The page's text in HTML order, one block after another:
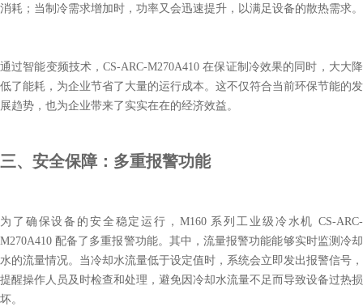
消耗；当制冷需求增加时，功率又会迅速提升，以满足设备的散热需求。
通过智能变频技术，CS-ARC-M270A410 在保证制冷效果的同时，大大降
低了能耗，为企业节省了大量的运行成本。这不仅符合当前环保节能的发
展趋势，也为企业带来了实实在在的经济效益。
三、安全保障：多重报警功能
为了确保设备的安全稳定运行，M160 系列工业级冷水机 CS-ARC-
M270A410 配备了多重报警功能。其中，流量报警功能能够实时监测冷却
水的流量情况。当冷却水流量低于设定值时，系统会立即发出报警信号，
提醒操作人员及时检查和处理，避免因冷却水流量不足而导致设备过热损
坏。